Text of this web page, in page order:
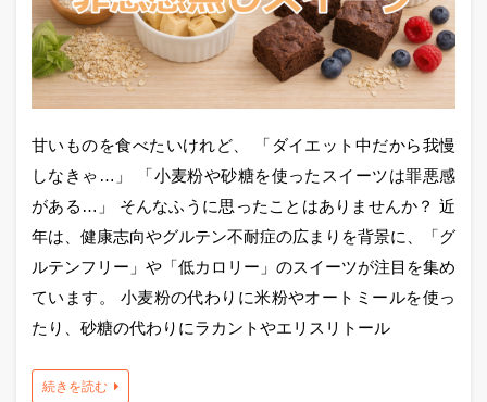
甘いものを食べたいけれど、 「ダイエット中だから我慢
しなきゃ…」 「小麦粉や砂糖を使ったスイーツは罪悪感
がある…」 そんなふうに思ったことはありませんか？ 近
年は、健康志向やグルテン不耐症の広まりを背景に、「グ
ルテンフリー」や「低カロリー」のスイーツが注目を集め
ています。 小麦粉の代わりに米粉やオートミールを使っ
たり、砂糖の代わりにラカントやエリスリトール
続きを読む